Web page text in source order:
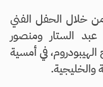
خلال الحفل الفني
عبد الستار ومنصور
مسرح الهيبودروم، في أمسية
والخليجية.